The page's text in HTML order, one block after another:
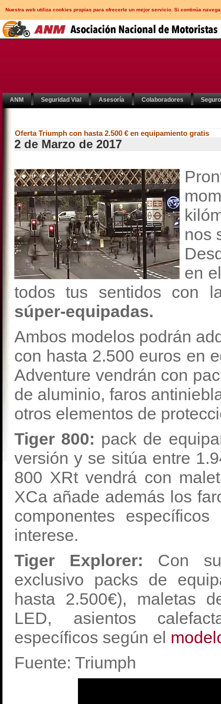
Nuestra web utiliza cookies propias para ofrecerle un mejor servicio. Si continúa
ANM Seguridad Vial Asesoría Colaboradores
Oferta Triumph con hasta 2.500 € en equipamiento gratis
2 de Marzo de 2017
nos
en
todos tus sentidos con
súper-equipadas.
Ambos modelos podrán
con hasta 2.500 euros en
Adventure vendrán con
de aluminio, faros
otros elementos de
Tiger 800: pack de
versión y se sitúa entre
800 XRt vendrá con
XCa añade además los
componentes
interese.
Tiger Explorer: Con
exclusivo packs de
hasta 2.500€), maletas
LED, asientos
específicos según el
Fuente: Triumph